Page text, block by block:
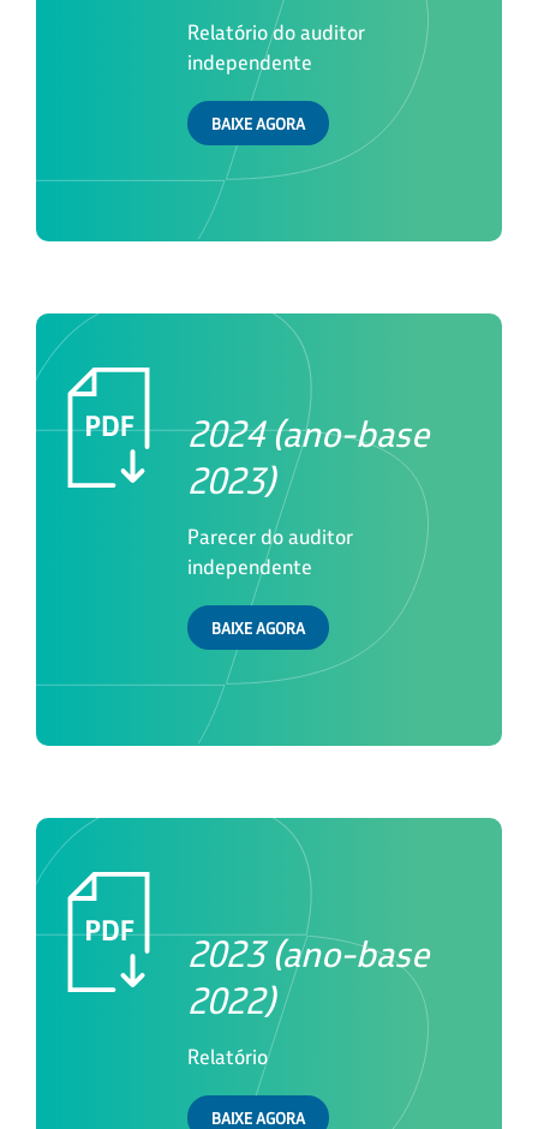
Relatório do auditor
independente
BAIXE AGORA
2024 (ano-base
2023)
Parecer do auditor
independente
BAIXE AGORA
2023 (ano-base
2022)
Relatório
BAIXE AGORA